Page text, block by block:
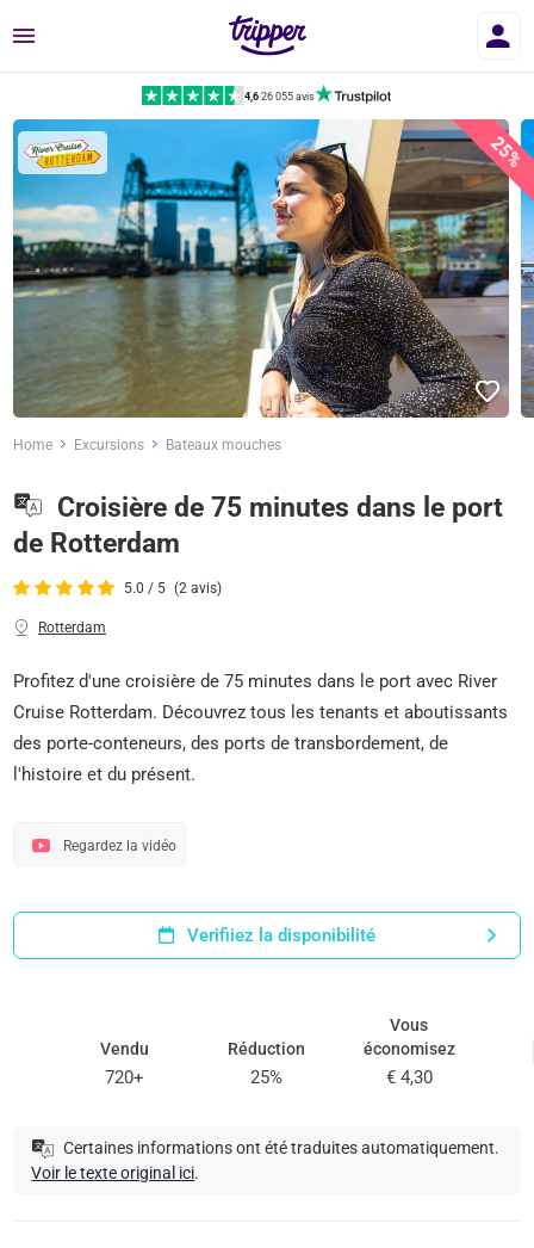
Menu
4,6|26 055 avis
25%
Home Excursions Bateaux mouches
Croisière de 75 minutes dans le port
de Rotterdam
5.0 / 5 (2 avis)
Rotterdam
Profitez d'une croisière de 75 minutes dans le port avec River
Cruise Rotterdam. Découvrez tous les tenants et aboutissants
des porte-conteneurs, des ports de transbordement, de
l'histoire et du présent.
Regardez la vidéo
Verifiiez la disponibilité
Vendu
720+
Réduction
25%
Vous
économisez
€ 4,30
Certaines informations ont été traduites automatiquement.
Voir le texte original ici.